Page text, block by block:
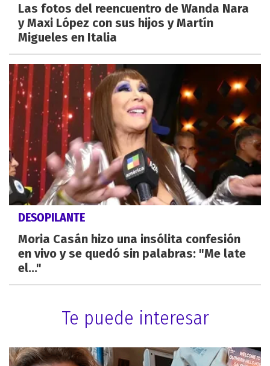
Las fotos del reencuentro de Wanda Nara
y Maxi López con sus hijos y Martín
Migueles en Italia
DESOPILANTE
Moria Casán hizo una insólita confesión
en vivo y se quedó sin palabras: "Me late
el..."
Te puede interesar